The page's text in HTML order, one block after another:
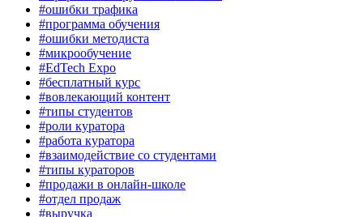
#ошибки трафика
#программа обучения
#ошибки методиста
#микрообучение
#EdTech Expo
#бесплатный курс
#вовлекающий контент
#типы студентов
#роли куратора
#работа куратора
#взаимодействие со студентами
#типы кураторов
#продажи в онлайн-школе
#отдел продаж
#выручка